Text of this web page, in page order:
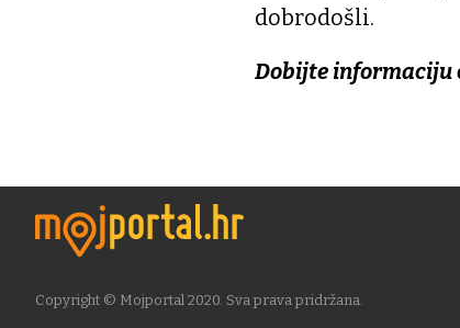
dobrodošli.
Dobijte informaciju
Copyright © Mojportal 2020. Sva prava pridržana.